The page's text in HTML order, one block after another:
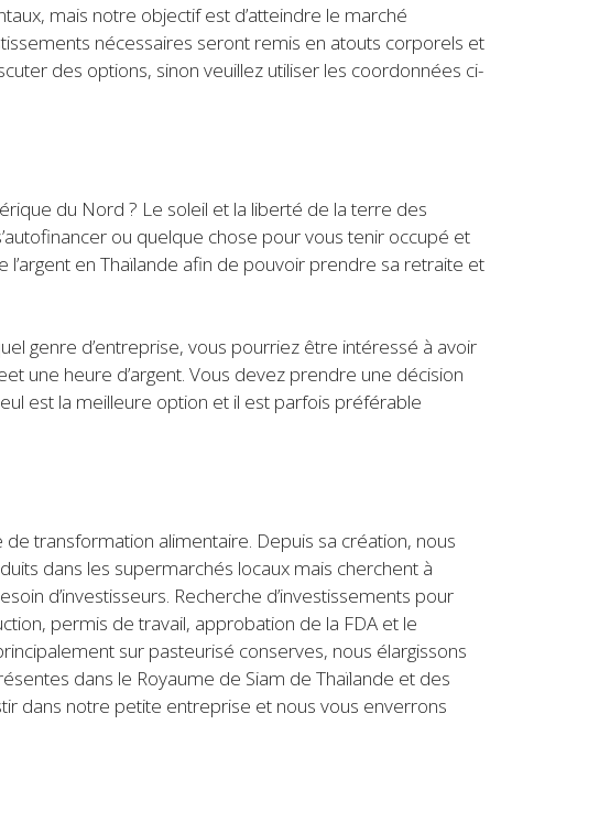
mais notre objectif est d’atteindre le marché
nécessaires seront remis en atouts corporels et
des options, sinon veuillez utiliser les coordonnées ci-
du Nord ? Le soleil et la liberté de la terre des
ou quelque chose pour vous tenir occupé et
en Thaïlande afin de pouvoir prendre sa retraite et
genre d’entreprise, vous pourriez être intéressé à avoir
une heure d’argent. Vous devez prendre une décision
est la meilleure option et il est parfois préférable
transformation alimentaire. Depuis sa création, nous
dans les supermarchés locaux mais cherchent à
d’investisseurs. Recherche d’investissements pour
permis de travail, approbation de la FDA et le
sur pasteurisé conserves, nous élargissons
dans le Royaume de Siam de Thaïlande et des
dans notre petite entreprise et nous vous enverrons